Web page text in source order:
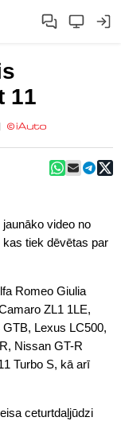
11
video no
tiek dēvētas par
Romeo Giulia
ZL1 1LE,
Lexus LC500,
Nissan GT-R
Turbo S, kā arī
ceturtdaļjūdzi